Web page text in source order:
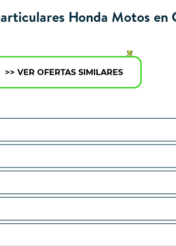
Honda Motos en
>> VER OFERTAS SIMILARES